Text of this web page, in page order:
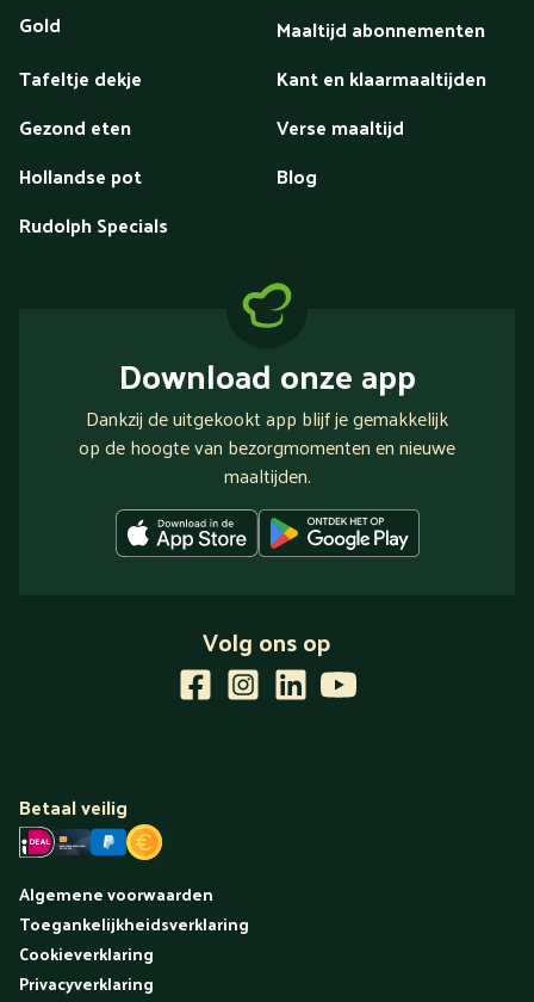
Gold
Maaltijd abonnementen
Tafeltje dekje
Kant en klaarmaaltijden
Gezond eten
Verse maaltijd
Hollandse pot
Blog
Rudolph Specials
Download onze app
Dankzij de uitgekookt app blijf je gemakkelijk
op de hoogte van bezorgmomenten en nieuwe
maaltijden.
Volg ons op
Betaal veilig
Algemene voorwaarden
Toegankelijkheidsverklaring
Cookieverklaring
Privacyverklaring